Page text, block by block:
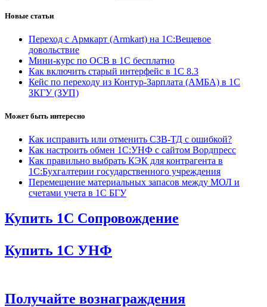
Новые статьи
Переход с Армкарт (Armkart) на 1С:Вещевое
довольствие
Мини-курс по ОСВ в 1С бесплатно
Как включить старый интерфейс в 1С 8.3
Кейс по переходу из Контур-Зарплата (АМБА) в 1С
ЗКГУ (ЗУП)
Может быть интересно
Как исправить или отменить СЗВ-ТД с ошибкой?
Как настроить обмен 1С:УНФ с сайтом Вордпресс
Как правильно выбрать КЭК для контрагента в
1С:Бухгалтерии государственного учреждения
Перемещение материальных запасов между МОЛ и
счетами учета в 1С БГУ
Купить 1С Сопровождение
Купить 1С УНФ
Получайте вознаграждения